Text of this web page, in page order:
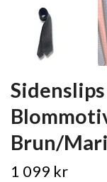
Brun/
1 099 kr